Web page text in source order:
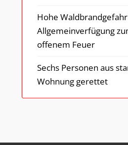
Hohe
Allgemeinverfügung
offenem Feuer
Sechs Personen aus
Wohnung gerettet